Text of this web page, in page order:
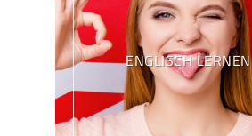
ENGLISCH LERNEN